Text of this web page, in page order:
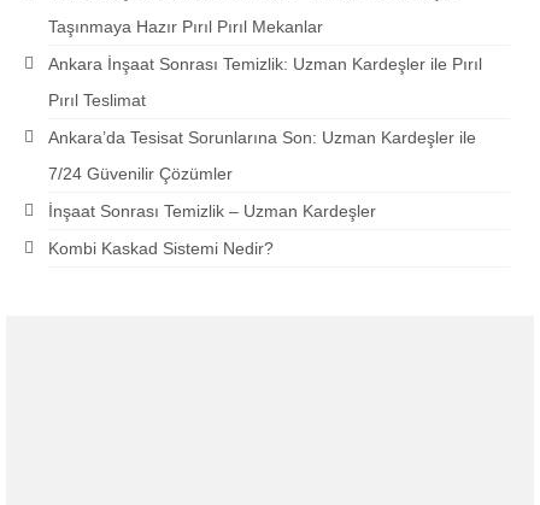
Taşınmaya Hazır Pırıl Pırıl Mekanlar
Ankara İnşaat Sonrası Temizlik: Uzman Kardeşler ile Pırıl
Pırıl Teslimat
Ankara’da Tesisat Sorunlarına Son: Uzman Kardeşler ile
7/24 Güvenilir Çözümler
İnşaat Sonrası Temizlik – Uzman Kardeşler
Kombi Kaskad Sistemi Nedir?